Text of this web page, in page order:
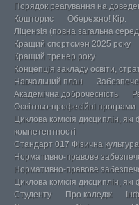
Порядок реагування на
Кошторис
Обережно! Кір.
Ліцензія (повна загальна
Кращий спортсмен 2025 року
Кращий тренер року
Концепція закладу освіти,
Навчальний план
Академічна доброчесність
Освітньо-професійні програми
Циклова комісія дисциплін,
компетентності
Стандарт 017 Фізична культура
Нормативно-правове
Нормативно-правове
Циклова комісія дисциплін,
Студенту
Про коледж